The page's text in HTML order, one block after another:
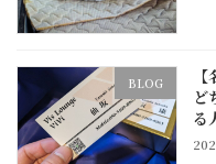
BLOG
ど
る